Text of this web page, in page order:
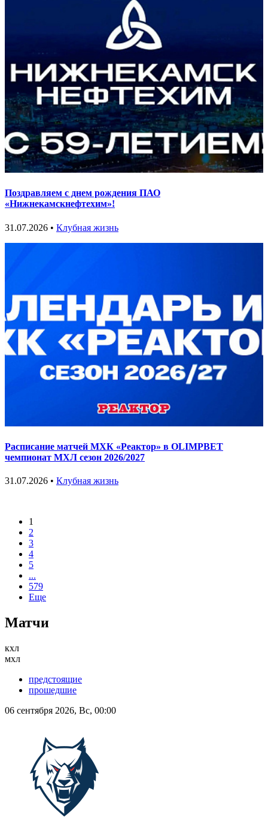
Поздравляем с днем рождения ПАО
«Нижнекамскнефтехим»!
31.07.2026 • Клубная жизнь
Расписание матчей МХК «Реактор» в OLIMPBET
чемпионат МХЛ сезон 2026/2027
31.07.2026 • Клубная жизнь
1
2
3
4
5
...
579
Еще
Матчи
кхл
мхл
предстоящие
прошедшие
06 сентября 2026, Вс, 00:00